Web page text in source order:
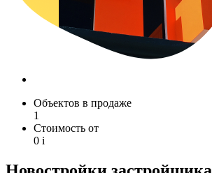
Объектов в продаже
1
Стоимость от
0 i